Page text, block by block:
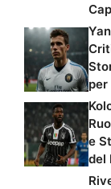
per
e
del